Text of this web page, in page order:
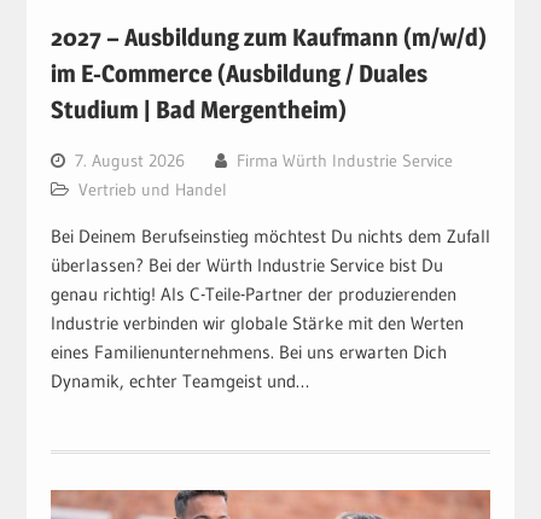
2027 – Ausbildung zum Kaufmann (m/w/d)
im E-Commerce (Ausbildung / Duales
Studium | Bad Mergentheim)
7. August 2026
Firma Würth Industrie Service
Vertrieb und Handel
Bei Deinem Berufseinstieg möchtest Du nichts dem Zufall
überlassen? Bei der Würth Industrie Service bist Du
genau richtig! Als C-Teile-Partner der produzierenden
Industrie verbinden wir globale Stärke mit den Werten
eines Familienunternehmens. Bei uns erwarten Dich
Dynamik, echter Teamgeist und…